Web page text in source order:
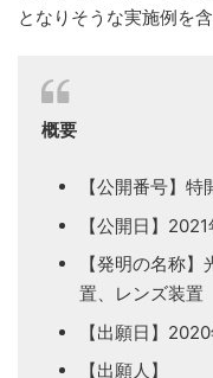
となりそうな実施例を含
概要
【公開番号】
【公開日】
【発明の名称
置、レンズ装置
【出願日】
【出願人】